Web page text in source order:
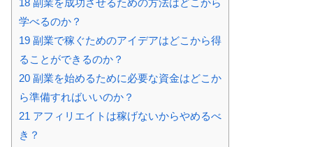
18 副業を成功させるための方法はどこから
学べるのか？
19 副業で稼ぐためのアイデアはどこから得
ることができるのか？
20 副業を始めるために必要な資金はどこか
ら準備すればいいのか？
21 アフィリエイトは稼げないからやめるべ
き？